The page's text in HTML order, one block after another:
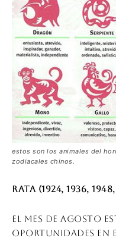
estos son los animales del
zodiacales chinos.
Rata (1924, 1936,
El mes de agosto
oportunidades en